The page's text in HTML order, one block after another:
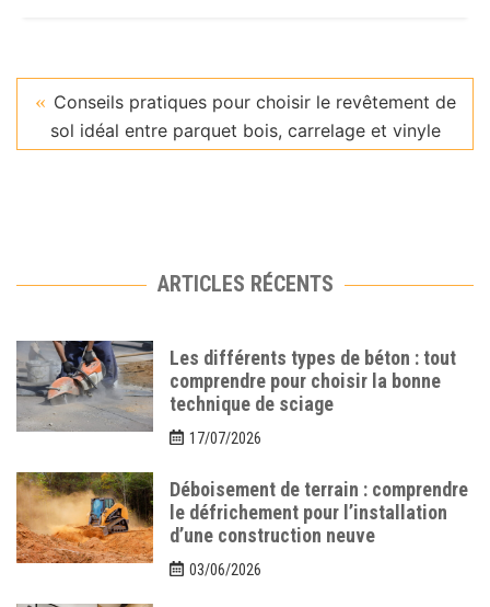
Conseils pratiques pour choisir le revêtement de
sol idéal entre parquet bois, carrelage et vinyle
ARTICLES RÉCENTS
Les différents types de béton : tout
comprendre pour choisir la bonne
technique de sciage
17/07/2026
Déboisement de terrain : comprendre
le défrichement pour l’installation
d’une construction neuve
03/06/2026